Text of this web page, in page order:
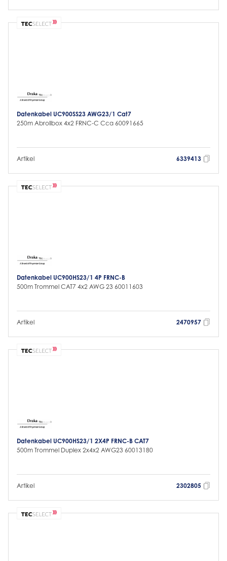
Datenkabel UC900SS23 AWG23/1 Cat7
250m Abrollbox 4x2 FRNC-C Cca 60091665
Artikel 6339413
Datenkabel UC900HS23/1 4P FRNC-B
500m Trommel CAT7 4x2 AWG 23 60011603
Artikel 2470957
Datenkabel UC900HS23/1 2X4P FRNC-B CAT7
500m Trommel Duplex 2x4x2 AWG23 60013180
Artikel 2302805